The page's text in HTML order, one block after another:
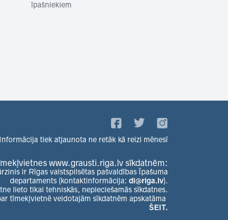
īpašniekiem
Informācija tiek atjaunota ne retāk kā reizi mēnesī
www.grausti.riga.lv sīkdatnēm:
ir Rīgas valstspilsētas pašvaldības Īpašuma
departaments (kontaktinformācija: di@riga.lv).
lieto tikai tehniskās, nepieciešamās sīkdatnes.
tīmekļvietnē veidotajām sīkdatnēm apskatāma
ŠEIT.